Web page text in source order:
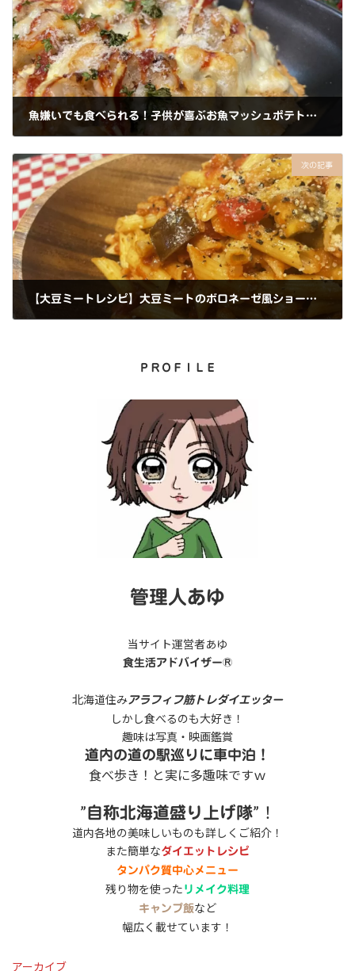
魚嫌いでも食べられる！子供が喜ぶお魚マッシュポテトのチーズ焼き
次の記事
【大豆ミートレシピ】大豆ミートのボロネーゼ風ショートパスタ
ＰＲＯＦＩＬＥ
管理人あゆ
当サイト運営者あゆ
食生活アドバイザー®
北海道住み アラフィフ筋トレダイエッター
しかし食べるのも大好き！
趣味は写真・映画鑑賞
道内の道の駅巡りに車中泊！
食べ歩き！と実に多趣味ですｗ
”自称北海道盛り上げ隊”！
道内各地の美味しいものも詳しくご紹介！
また簡単なダイエットレシピ
タンパク質中心メニュー
残り物を使った リメイク料理
キャンプ飯など
幅広く載せています！
アーカイブ